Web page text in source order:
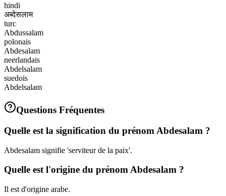
hindi
अब्देसलाम
turc
Abdussalam
polonais
Abdesalam
neerlandais
Abdelsalam
suedois
Abdelsalam
Questions Fréquentes
Quelle est la signification du prénom Abdesalam ?
Abdesalam signifie 'serviteur de la paix'.
Quelle est l'origine du prénom Abdesalam ?
Il est d'origine arabe.